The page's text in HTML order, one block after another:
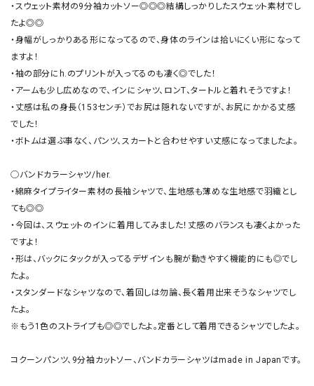
・スウェット素材の9分袖カットソー◎◎◎結構しっかりしたスウェット素材でし
たよ◎◎
・身幅がしっかりある形になってるので、身体のラインは拾いにくい形になって
ますよ！
・袖の部分にh.のプリントが入ってるのも凄く◎でした！
・アームも少し広めなので、インにシャツ、ロンT、タートルと着れそうですよ！
・丈感は私の身長（153センチ）でお尻は隠れないですが、お尻にかかる丈感
でした！
・ボトムは選ぶ事なく、パンツ、スカートと合わせやすい丈感になってましたよ。
◯バンドカラーシャツ/her.
・綿麻タイプライター素材の長袖シャツで、生地感も薄めな生地感で羽織とし
ても◎◎
・今回は、スウェットのインに着用してみました！丈感のバランスも凄くよかった
ですよ！
・形は、バックにタックが入ってるデザインも腕が動きやすく機能的にも◎でし
たよ。
・スタンダードなシャツなので、着回しは勿論、長く着用出来そうなシャツでし
たよ。
※もう1色のストライプも◎◎でしたよ。定番として着用できるシャツでしたよ。
コクーンパンツ、9分袖カットソー、バンドカラーシャツはmade in Japanです。